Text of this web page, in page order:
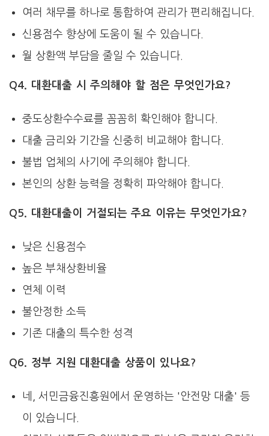
여러 채무를 하나로 통합하여 관리가 편리해집니다.
신용점수 향상에 도움이 될 수 있습니다.
월 상환액 부담을 줄일 수 있습니다.
Q4. 대환대출 시 주의해야 할 점은 무엇인가요?
중도상환수수료를 꼼꼼히 확인해야 합니다.
대출 금리와 기간을 신중히 비교해야 합니다.
불법 업체의 사기에 주의해야 합니다.
본인의 상환 능력을 정확히 파악해야 합니다.
Q5. 대환대출이 거절되는 주요 이유는 무엇인가요?
낮은 신용점수
높은 부채상환비율
연체 이력
불안정한 소득
기존 대출의 특수한 성격
Q6. 정부 지원 대환대출 상품이 있나요?
네, 서민금융진흥원에서 운영하는 '안전망 대출' 등
이 있습니다.